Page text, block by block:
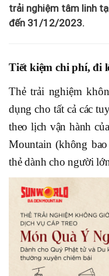
trải nghiệm tâm linh
đến 31/12/2023.
Tiết kiệm chi phí, đi
Thẻ trải nghiệm
dụng cho tất cả các
theo lịch vận hành
Mountain (không
thẻ dành cho người